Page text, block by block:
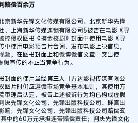
赔偿百余万
京新华先锋文化传媒有限公司、北京新华先锋
、上海新华传媒连锁有限公司5被告在电影《寻
控侵权图书《摸金校尉》封面中使用电影《寻
使用电影预告片台词、发布电影上映信息，
频，在图书封面上和微博微信文章中突出使
宣传的不正当竞争行为。
封面的使用虽经第三人（万达影视传媒有限公
图片时仍应遵循市场竞争基本准则，其使用方
审理后认定，被告上述被诉行为均已构成虚假
决先锋文化公司、先锋出版科技公司、群言出
响；先锋文化公司、先锋出版科技公司赔偿玄
中的60万元承担连带赔偿责任；判决先锋文化